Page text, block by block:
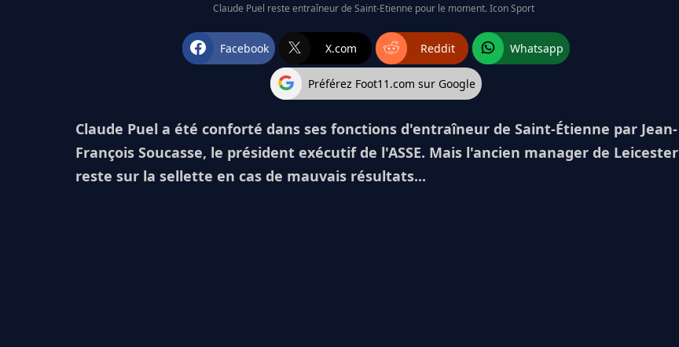
Claude Puel reste entraîneur de Saint-Etienne pour le moment. Icon Sport
Facebook X.com Reddit Whatsapp
Préférez Foot11.com sur Google
Claude Puel a été conforté dans ses fonctions d'entraîneur de Saint-Étienne par Jean-
François Soucasse, le président exécutif de l'ASSE. Mais l'ancien manager de Leicester
reste sur la sellette en cas de mauvais résultats...